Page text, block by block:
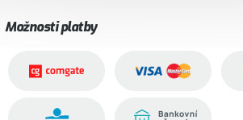
Možnosti platby